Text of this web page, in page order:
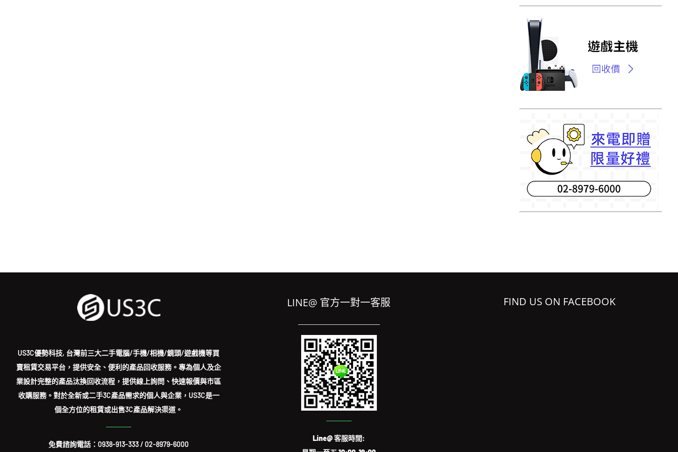
US3C優勢科技, 台灣前三大二手電腦/手機/相機/鏡頭/遊戲機等買
賣租賃交易平台，提供安全、便利的產品回收服務。專為個人及企
業設計完整的產品汰換回收流程，提供線上詢問、快速報價與市區
收購服務。對於全新或二手3C產品需求的個人與企業，US3C是一
個全方位的租賃或出售3C產品解決渠道。
免費諮詢電話：0938-913-333/02-8979-6000
LINE@ 官方一對一客服
Line@ 客服時間:
FIND US ON FACEBOOK